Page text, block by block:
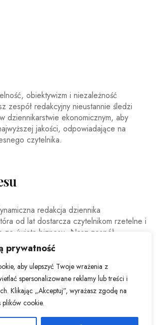
prywatność
aby ulepszyć Twoje wrażenia z
spersonalizowane reklamy lub treści i
Klikając „Akceptuj”, wyrażasz zgodę na
plików cookie.
obiektywizm i niezależność
zespół redakcyjny nieustannie śledzi
dziennikarstwie ekonomicznym, aby
jakości, odpowiadające na
czytelnika.
redakcja dziennika
od lat dostarcza czytelnikom rzetelne i
ze świata biznesu. Nasz zespół
i ekspertów ekonomicznych
najważniejsze wydarzenia rynkowe,
oraz decyzje mające wpływ na polską i